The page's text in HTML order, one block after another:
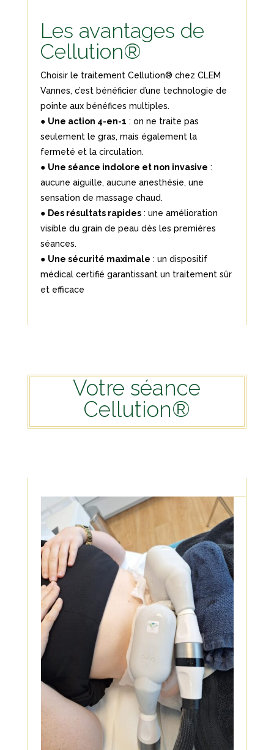
Les avantages de
Cellution®
Choisir le traitement Cellution® chez CLEM
Vannes, c’est bénéficier d’une technologie de
pointe aux bénéfices multiples.
● Une action 4-en-1 : on ne traite pas
seulement le gras, mais également la
fermeté et la circulation.
● Une séance indolore et non invasive :
aucune aiguille, aucune anesthésie, une
sensation de massage chaud.
● Des résultats rapides: une amélioration
visible du grain de peau dès les premières
séances.
● Une sécurité maximale : un dispositif
médical certifié garantissant un traitement sûr
et efficace
Votre séance
Cellution®